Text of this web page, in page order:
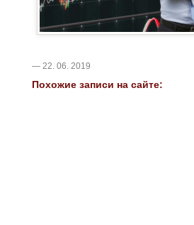
— 22. 06. 2019
Похожие записи на сайте: